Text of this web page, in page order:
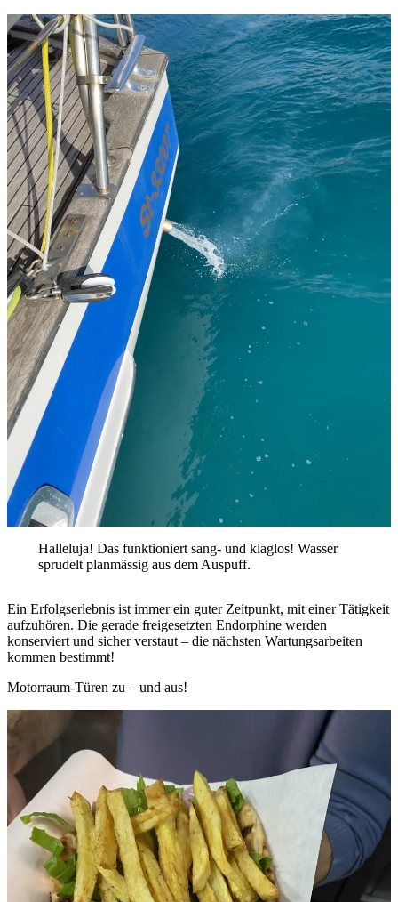
Halleluja! Das funktioniert sang- und klaglos! Wasser
sprudelt planmässig aus dem Auspuff.
Ein Erfolgserlebnis ist immer ein guter Zeitpunkt, mit einer Tätigkeit
aufzuhören. Die gerade freigesetzten Endorphine werden
konserviert und sicher verstaut – die nächsten Wartungsarbeiten
kommen bestimmt!
Motorraum-Türen zu – und aus!